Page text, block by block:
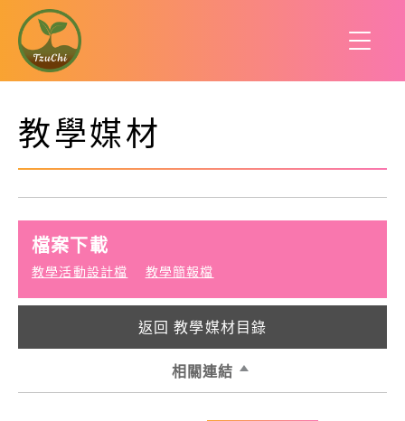
教學媒材
檔案下載
教學活動設計檔 教學簡報檔
返回 教學媒材目錄
相關連結